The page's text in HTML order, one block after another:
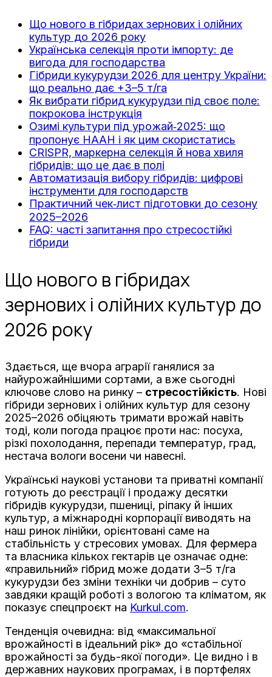
Що нового в гібридах зернових і олійних
культур до 2026 року
Українська селекція проти імпорту: де
вигода для господарства
Гібриди кукурудзи 2026 для центру України:
що реально дає +3–5 т/га
Як вибрати гібрид кукурудзи під своє поле:
покрокова інструкція
Озимі культури під урожай‑2025: що
пропонує НААН і як цим скористатись
CRISPR, маркерна селекція й нова хвиля
гібридів: що це дає в полі
Автоматизація вибору гібридів: цифрові
інструменти для господарств
Практичний чек‑лист підготовки до сезону
2025–2026
FAQ: часті запитання про стресостійкі
гібриди
Що нового в гібридах
зернових і олійних культур до
2026 року
Здається, ще вчора аграрії ганялися за
найурожайнішими сортами, а вже сьогодні
ключове слово на ринку – стресостійкість. Нові
гібриди зернових і олійних культур для сезону
2025–2026 обіцяють тримати врожай навіть
тоді, коли погода працює проти нас: посуха,
різкі похолодання, перепади температур, град,
нестача вологи восени чи навесні.
Українські наукові установи та приватні компанії
готують до реєстрації і продажу десятки
гібридів кукурудзи, пшениці, ріпаку й інших
культур, а міжнародні корпорації виводять на
наш ринок лінійки, орієнтовані саме на
стабільність у стресових умовах. Для фермера
та власника кількох гектарів це означає одне:
«правильний» гібрид може додати 3–5 т/га
кукурудзи без зміни техніки чи добрив – суто
завдяки кращій роботі з вологою та кліматом, як
показує спецпроєкт на Kurkul.com.
Тенденція очевидна: від «максимальної
врожайності в ідеальний рік» до «стабільної
врожайності за будь-якої погоди». Це видно і в
державних наукових програмах, і в портфелях